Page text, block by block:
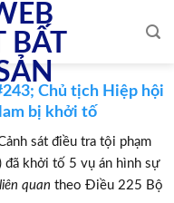
Chủ tịch Hiệp hội
bị khởi tố
sát điều tra tội phạm
đã khởi tố 5 vụ án hình sự
quan theo Điều 225 Bộ